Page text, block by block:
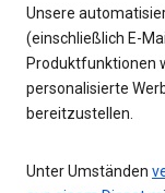
Unsere
(einschließlich E-
Produktfunktionen
personalisierte
bereitzustellen.
Unter Umständen